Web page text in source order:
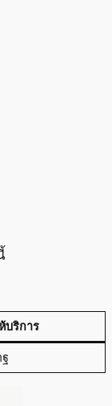
บริการ